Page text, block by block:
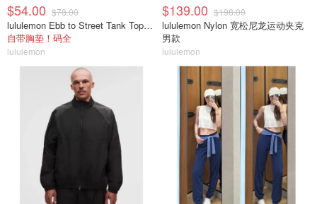
$54.00 $78.00
lululemon Ebb to Street Tank Top 女士轻支撑背心
自带胸垫！码全
lululemon
$139.00 $198.00
lululemon Nylon 宽松尼龙运动夹克
男款
lululemon